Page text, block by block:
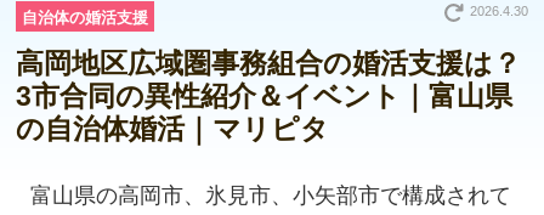
自治体の婚活支援 2026.4.30
高岡地区広域圏事務組合の婚活支援は？
3市合同の異性紹介＆イベント｜富山県
の自治体婚活｜マリピタ
富山県の高岡市、氷見市、小矢部市で構成されて